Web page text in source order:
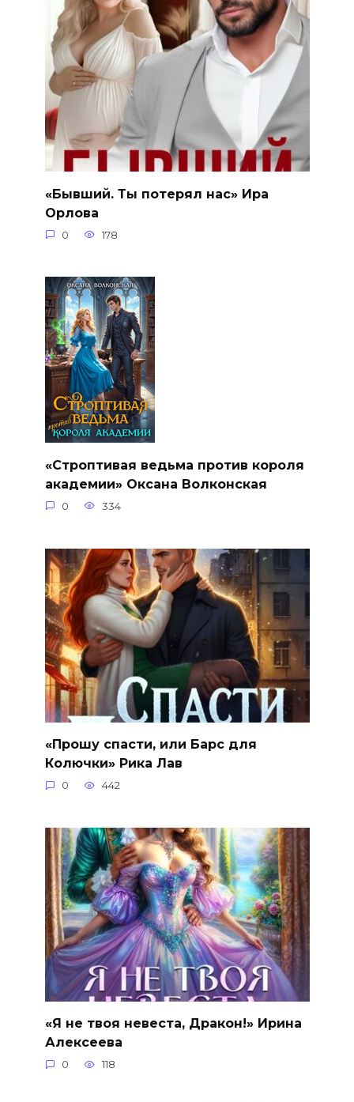
«Бывший. Ты потерял нас» Ира
Орлова
0 178
«Строптивая ведьма против короля
академии» Оксана Волконская
0 334
«Прошу спасти, или Барс для
Колючки» Рика Лав
0 442
«Я не твоя невеста, Дракон!» Ирина
Алексеева
0 118